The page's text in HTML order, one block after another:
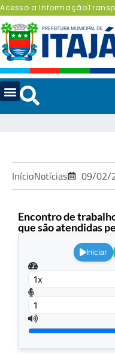
Acesso a Informação
InícioNotícias 09/02/
Encontro de
que são atendidas
Iniciar